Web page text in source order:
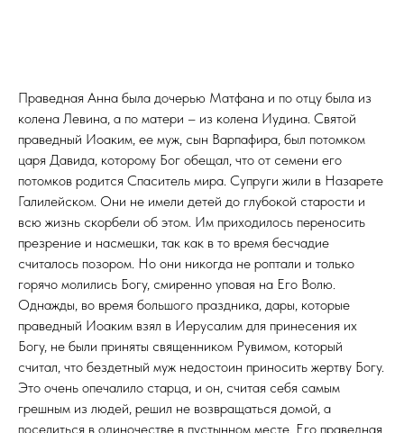
Праведная Анна была дочерью Матфана и по отцу была из
колена Левина, а по матери – из колена Иудина. Святой
праведный Иоаким, ее муж, сын Варпафира, был потомком
царя Давида, которому Бог обещал, что от семени его
потомков родится Спаситель мира. Супруги жили в Назарете
Галилейском. Они не имели детей до глубокой старости и
всю жизнь скорбели об этом. Им приходилось переносить
презрение и насмешки, так как в то время бесчадие
считалось позором. Но они никогда не роптали и только
горячо молились Богу, смиренно уповая на Его Волю.
Однажды, во время большого праздника, дары, которые
праведный Иоаким взял в Иерусалим для принесения их
Богу, не были приняты священником Рувимом, который
считал, что бездетный муж недостоин приносить жертву Богу.
Это очень опечалило старца, и он, считая себя самым
грешным из людей, решил не возвращаться домой, а
поселиться в одиночестве в пустынном месте. Его праведная